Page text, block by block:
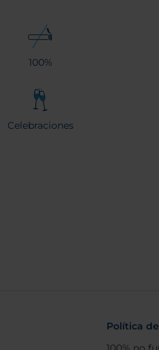
100%
Celebraciones
Política